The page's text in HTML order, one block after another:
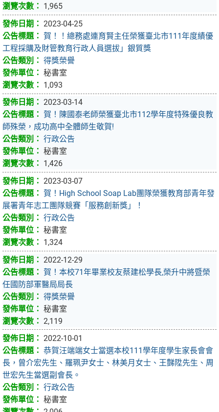
1,965
2023-04-25
賀！！總務處連育賢主任榮獲臺北市111年度績優
工程採購及財管教育行政人員選拔」銀質獎
得獎榮譽
秘書室
1,093
2023-03-14
賀！陳國泰老師榮獲臺北市112學年度特殊優良教
師殊榮，成功高中全體師生敬賀!
行政公告
秘書室
1,426
2023-03-07
賀！High School Soap Lab團隊榮獲教育部青年發
展署青年志工團隊競賽「服務創新獎」！
行政公告
秘書室
1,324
2022-12-29
賀！本校71年畢業校友蔡建松學長,榮升中將暨榮
任國防部軍醫局局長
得獎榮譽
秘書室
2,119
2022-10-01
恭賀汪端端女士當選本校111學年度學生家長會會
長，曾介宏先生、羅珮尹女士、林美月女士、王豑陞先生、周
世宏先生當選副會長。
行政公告
秘書室